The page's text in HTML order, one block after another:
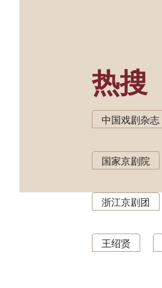
热搜
中国戏剧杂志
国家京剧院
浙江京剧团
王绍贤